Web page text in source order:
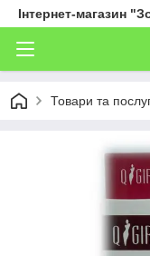
Інтернет-магазин
Товари та